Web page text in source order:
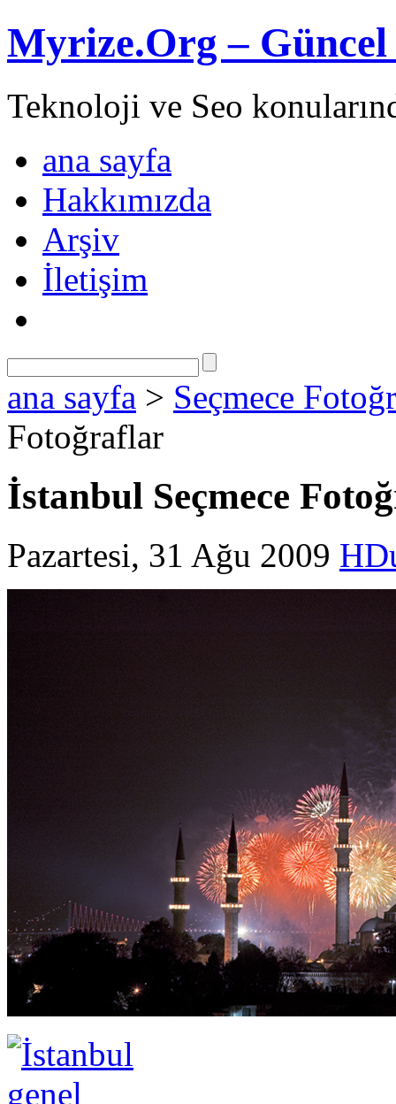
Myrize.Org – Güncel
Teknoloji ve Seo
ana sayfa
Hakkımızda
Arşiv
İletişim
ana sayfa > Seçmece
Fotoğraflar
İstanbul Seçmece
Pazartesi, 31 Ağu 2009